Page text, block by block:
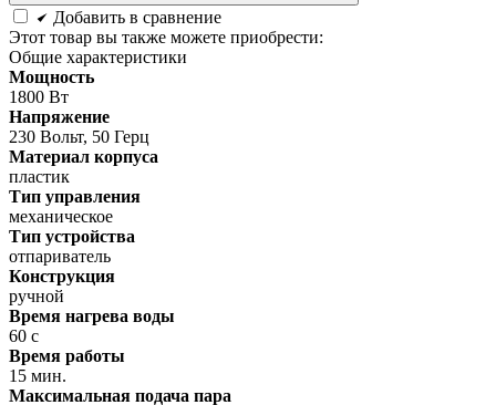
Добавить в сравнение
Этот товар вы также можете приобрести:
Общие характеристики
Мощность
1800 Вт
Напряжение
230 Вольт, 50 Герц
Материал корпуса
пластик
Тип управления
механическое
Тип устройства
отпариватель
Конструкция
ручной
Время нагрева воды
60 с
Время работы
15 мин.
Максимальная подача пара